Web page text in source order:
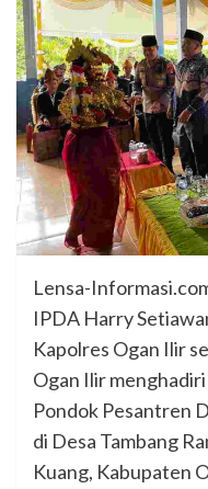
Lensa-
IPDA Harry
Kapolres Ogan Ilir
Ogan Ilir
Pondok Pesantren
di Desa Tambang
Kuang, Kabupaten